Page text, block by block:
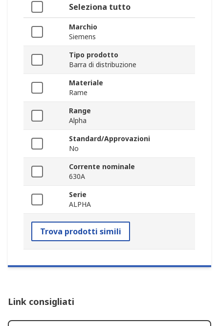
Seleziona tutto
Marchio
Siemens
Tipo prodotto
Barra di distribuzione
Materiale
Rame
Range
Alpha
Standard/Approvazioni
No
Corrente nominale
630A
Serie
ALPHA
Trova prodotti simili
Link consigliati